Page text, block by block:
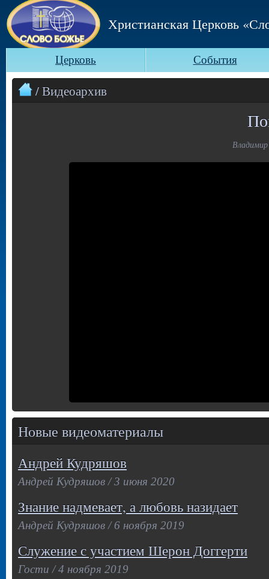
Христианская Церковь
Церковь События
/ Видеоархив
Новые видеоматериалы
Андрей Кудряшов
Андрей Кудряшов / 3 июня 2020
Знание надмевает, а любовь назидает
Андрей Кудряшов / 6 ноября 2019
Служение с участием Шерон Доггерти
Гости / 4 ноября 2019